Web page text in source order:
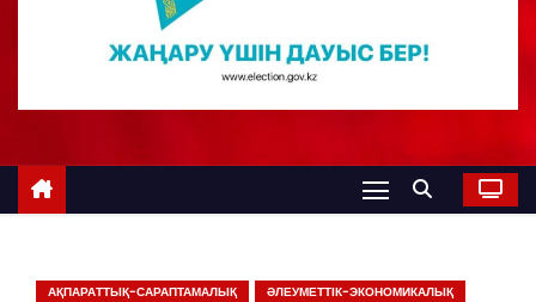
АҚПАРАТТЫҚ-САРАПТАМАЛЫҚ
ӘЛЕУМЕТТІК-ЭКОНОМИКАЛЫҚ